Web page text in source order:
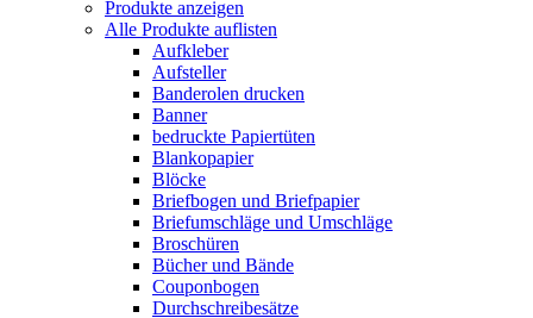
Produkte anzeigen
Alle Produkte auflisten
Aufkleber
Aufsteller
Banderolen drucken
Banner
bedruckte Papiertüten
Blankopapier
Blöcke
Briefbogen und Briefpapier
Briefumschläge und Umschläge
Broschüren
Bücher und Bände
Couponbogen
Durchschreibesätze